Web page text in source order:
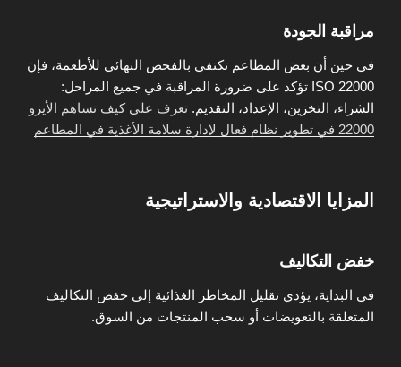
مراقبة الجودة
في حين أن بعض المطاعم تكتفي بالفحص النهائي للأطعمة، فإن
ISO 22000 تؤكد على ضرورة المراقبة في جميع المراحل:
الشراء، التخزين، الإعداد، التقديم. تعرف على كيف تساهم الأيزو
22000 في تطوير نظام فعال لإدارة سلامة الأغذية في المطاعم
المزايا الاقتصادية والاستراتيجية
خفض التكاليف
في البداية، يؤدي تقليل المخاطر الغذائية إلى خفض التكاليف
المتعلقة بالتعويضات أو سحب المنتجات من السوق.